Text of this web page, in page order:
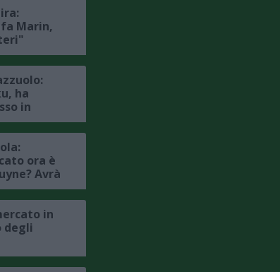
Marin,
ha
in
sul
ora è
Avrà
Allegri"
in
degli